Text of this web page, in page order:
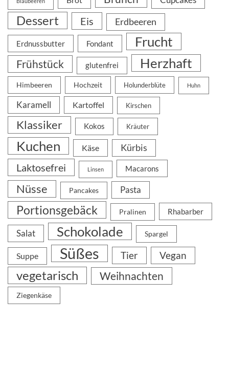
Dessert Eis Erdbeeren
Erdnussbutter Fondant Frucht
Frühstück glutenfrei Herzhaft
Himbeeren Hochzeit Holunderblüte Huhn
Karamell Kartoffel Kirschen
Klassiker Kokos Kräuter
Kuchen Käse Kürbis
Laktosefrei Linsen Macarons
Nüsse Pancakes Pasta
Portionsgebäck Pralinen Rhabarber
Salat Schokolade Spargel
Suppe Süßes Tier Vegan
vegetarisch Weihnachten
Ziegenkäse